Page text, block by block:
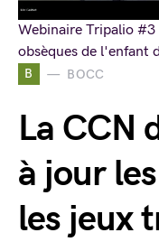
B BOCC
La CCN
à jour
les jeux
Webinaire Tripalio #3
obsèques de l'enfant